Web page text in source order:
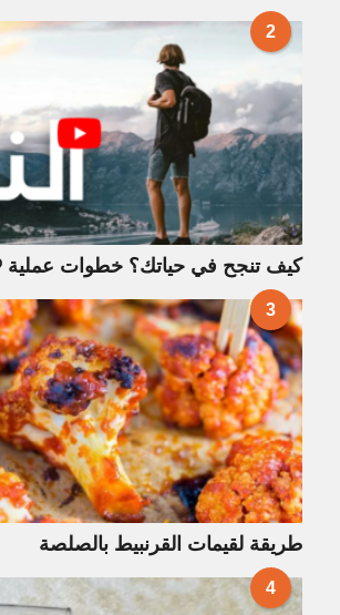
2
كيف تنجح في حياتك؟ خطوات عملية ᴴᴰ
3
طريقة لقيمات القرنبيط بالصلصة
4